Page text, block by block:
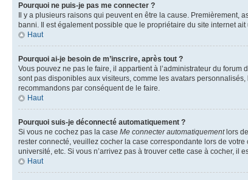
Pourquoi ne puis-je pas me connecter ?
Il y a plusieurs raisons qui peuvent en être la cause. Premièrement,
banni. Il est également possible que le propriétaire du site internet
Haut
Pourquoi ai-je besoin de m’inscrire, après tout ?
Vous pouvez ne pas le faire, il appartient à l’administrateur du
sont pas disponibles aux visiteurs, comme les avatars
recommandons par conséquent de le faire.
Haut
Pourquoi suis-je déconnecté automatiquement ?
Si vous ne cochez pas la case Me connecter automatiquementlors
rester connecté, veuillez cocher la case correspondante lors de
université, etc. Si vous n’arrivez pas à trouver cette case à cocher, il
Haut